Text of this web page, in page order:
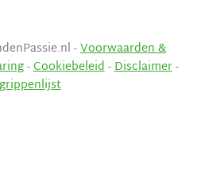
-Voorwaarden &
-Cookiebeleid-Disclaimer-